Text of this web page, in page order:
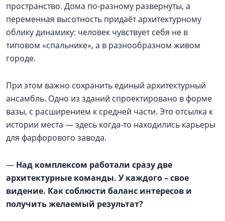
пространство. Дома по-разному развернуты, а
переменная высотность придаёт архитектурному
облику динамику: человек чувствует себя не в
типовом «спальнике», а в разнообразном живом
городе.
При этом важно сохранить единый архитектурный
ансамбль. Одно из зданий спроектировано в форме
вазы, с расширением к средней части. Это отсылка к
истории места — здесь когда-то находились карьеры
для фарфорового завода.
— Над комплексом работали сразу две
архитектурные команды. У каждого – свое
видение. Как соблюсти баланс интересов и
получить желаемый результат?